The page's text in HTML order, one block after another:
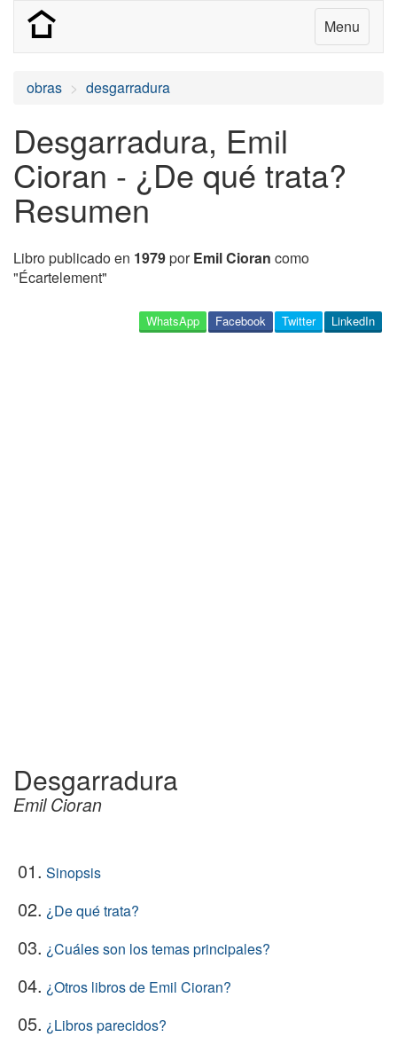
Menu
obras desgarradura
Desgarradura, Emil
Cioran - ¿De qué trata?
Resumen
Libro publicado en 1979porEmil Cioran como
"Écartelement"
LinkedIn
Twitter
Facebook
WhatsApp
Desgarradura
Emil Cioran
01. Sinopsis
02. ¿De qué trata?
03. ¿Cuáles son los temas principales?
04. ¿Otros libros de Emil Cioran?
05. ¿Libros parecidos?